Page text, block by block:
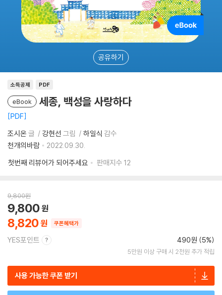
공유하기
소득공제 PDF
eBook 세종, 백성을 사랑하다
PDF
조시온 글 강현선 그림 하일식 감수
천개의바람
2022.09.30.
첫번째 리뷰어가 되어주세요
판매지수 12
9,800원
8,820
9,800
쿠폰혜택가
YES포인트 490원 (5%)
5만원 이상 구매 시 2천원 추가 적립
사용 가능한 쿠폰 받기